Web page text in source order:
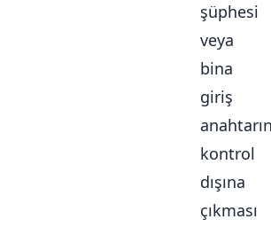
şüphesi
veya
bina
giriş
kontrol
dışına
çıkması